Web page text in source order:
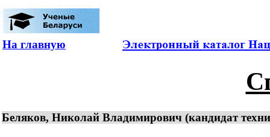
На главную
Беляков, Николай Владимирович (кандидат